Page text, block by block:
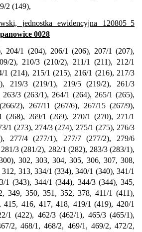
2 (149),
jednostka ewidencyjna 120805_5
0028
204/1 (204), 206/1 (206), 207/1 (207),
2), 210/3 (210/2), 211/1 (211), 212/1
1 (214), 215/1 (215), 216/1 (216), 217/3
219/3 (219/1), 219/5 (219/2), 261/3
3 (263/1), 264/1 (264), 265/1 (265),
2), 267/11 (267/6), 267/15 (267/9),
(268), 269/1 (269), 270/1 (270), 271/1
1 (273), 274/3 (274), 275/1 (275), 276/3
277/4 (277/1), 277/7 (277/2), 279/6
3 (281/2), 282/1 (282), 283/3 (283/1),
302, 303, 304, 305, 306, 307, 308,
313, 334/1 (334), 340/1 (340), 341/1
1 (343), 344/1 (344), 344/3 (344), 345,
349, 350, 351, 352, 378, 411/1 (411),
415, 416, 417, 418, 419/1 (419), 420/1
1 (422), 462/3 (462/1), 465/3 (465/1),
2, 468/1, 468/2, 469/1, 469/2, 472/2,